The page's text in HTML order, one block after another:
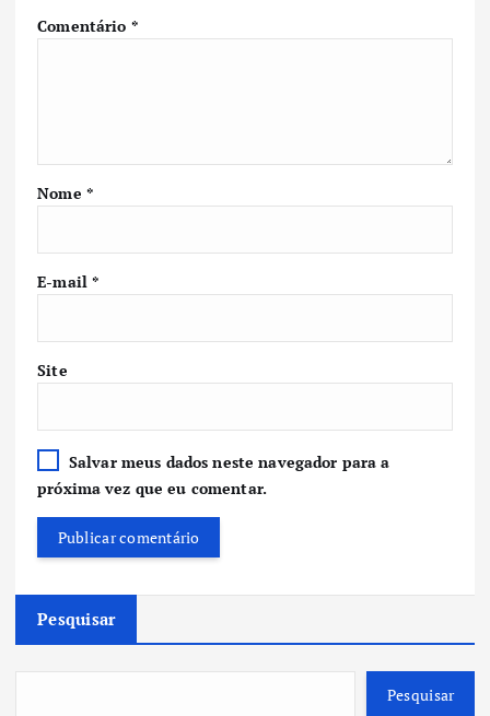
Comentário *
Nome *
E-mail*
Site
Salvar meus dados neste navegador para a
próxima vez que eu comentar.
Pesquisar
Pesquisar